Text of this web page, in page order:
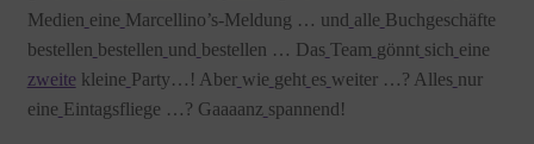
Medien eine Marcellino’s-Meldung … und alle Buchgeschäfte
bestellen bestellen und bestellen … Das Team gönnt sich eine
zweitekleine Party…! Aber wie geht es weiter …? Alles nur
eine Eintagsfliege …? Gaaaanz spannend!